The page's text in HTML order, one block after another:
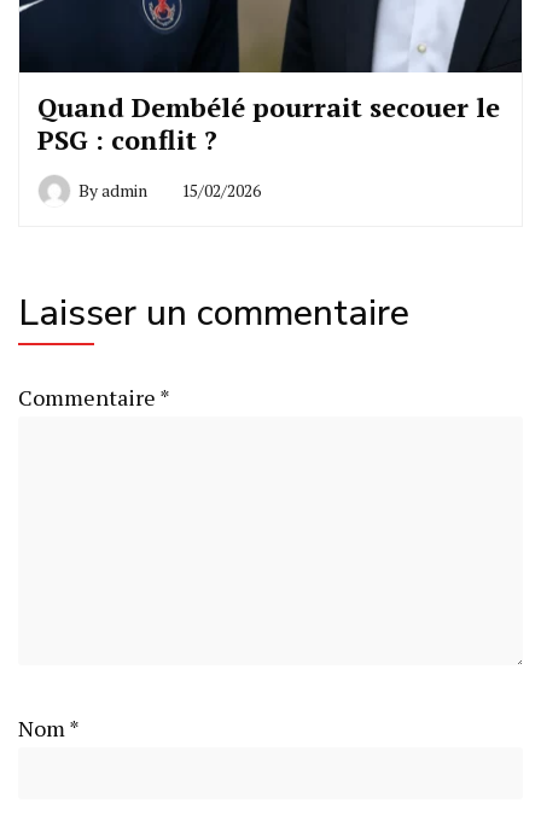
Quand Dembélé pourrait secouer le
PSG : conflit ?
Byadmin 15/02/2026
Laisser un commentaire
Commentaire *
Nom *